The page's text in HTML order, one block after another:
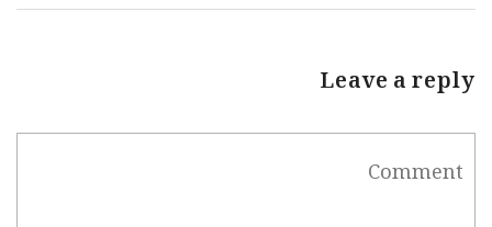
Leave a reply